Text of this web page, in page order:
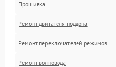
Прошивка
Ремонт двигателя поддона
Ремонт переключателей режимов
Ремонт волновода